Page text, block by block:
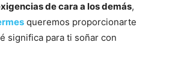
de cara a los demás,
queremos proporcionarte
significa para ti soñar con